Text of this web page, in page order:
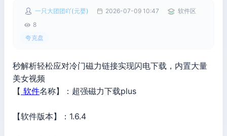
一只大团团吖(元婴) 2026-07-09 10:47
软件区
8
夸克盘
秒解析轻松应对冷门磁力链接实现闪电下载，内置大量
美女视频
【 软件名称】：超强磁力下载plus
【软件版本】：1.6.4